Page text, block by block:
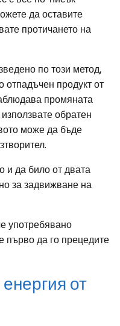
да оставите
протичането на
по този метод,
продукт от
промяната
обратен
може да бъде
и да било от двата
за задвижване на
употребявано
първо да го прецедите
от